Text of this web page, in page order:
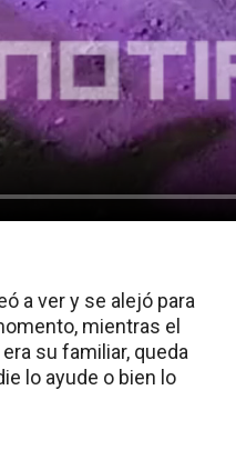
a ver y se alejó para
mientras el
su familiar, queda
lo ayude o bien lo